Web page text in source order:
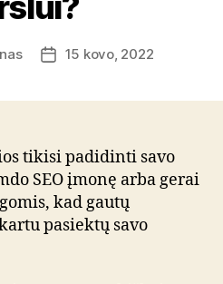
Įrašo15 kovo, 2022
tikisi padidinti savo
SEO įmonę arba gerai
kad gautų
pasiektų savo